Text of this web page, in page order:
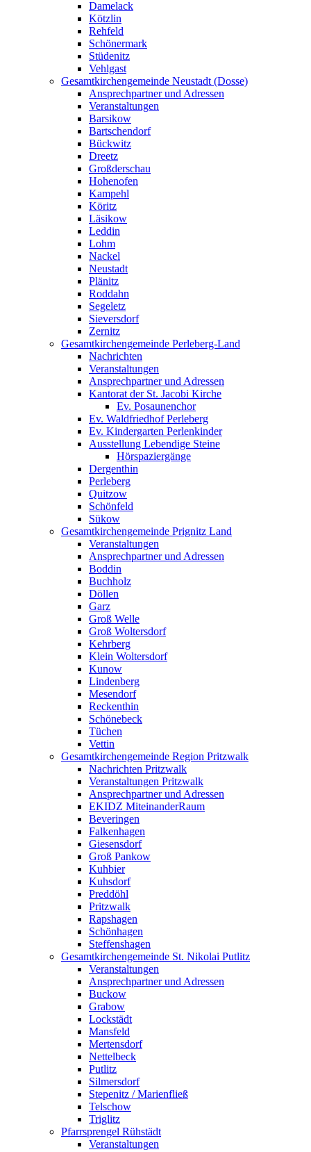
Damelack
Kötzlin
Rehfeld
Schönermark
Stüdenitz
Vehlgast
Gesamtkirchengemeinde Neustadt (Dosse)
Ansprechpartner und Adressen
Veranstaltungen
Barsikow
Bartschendorf
Bückwitz
Dreetz
Großderschau
Hohenofen
Kampehl
Köritz
Läsikow
Leddin
Lohm
Nackel
Neustadt
Plänitz
Roddahn
Segeletz
Sieversdorf
Zernitz
Gesamtkirchengemeinde Perleberg-Land
Nachrichten
Veranstaltungen
Ansprechpartner und Adressen
Kantorat der St. Jacobi Kirche
Ev. Posaunenchor
Ev. Waldfriedhof Perleberg
Ev. Kindergarten Perlenkinder
Ausstellung Lebendige Steine
Hörspaziergänge
Dergenthin
Perleberg
Quitzow
Schönfeld
Sükow
Gesamtkirchengemeinde Prignitz Land
Veranstaltungen
Ansprechpartner und Adressen
Boddin
Buchholz
Döllen
Garz
Groß Welle
Groß Woltersdorf
Kehrberg
Klein Woltersdorf
Kunow
Lindenberg
Mesendorf
Reckenthin
Schönebeck
Tüchen
Vettin
Gesamtkirchengemeinde Region Pritzwalk
Nachrichten Pritzwalk
Veranstaltungen Pritzwalk
Ansprechpartner und Adressen
EKIDZ MiteinanderRaum
Beveringen
Falkenhagen
Giesensdorf
Groß Pankow
Kuhbier
Kuhsdorf
Preddöhl
Pritzwalk
Rapshagen
Schönhagen
Steffenshagen
Gesamtkirchengemeinde St. Nikolai Putlitz
Veranstaltungen
Ansprechpartner und Adressen
Buckow
Grabow
Lockstädt
Mansfeld
Mertensdorf
Nettelbeck
Putlitz
Silmersdorf
Stepenitz / Marienfließ
Telschow
Triglitz
Pfarrsprengel Rühstädt
Veranstaltungen